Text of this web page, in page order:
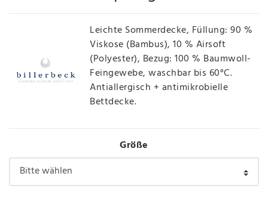
Leichte Sommerdecke, Füllung: 90 %
Viskose (Bambus), 10 % Airsoft
(Polyester), Bezug: 100 % Baumwoll-
Feingewebe, waschbar bis 60°C.
Antiallergisch + antimikrobielle
Bettdecke.
Größe